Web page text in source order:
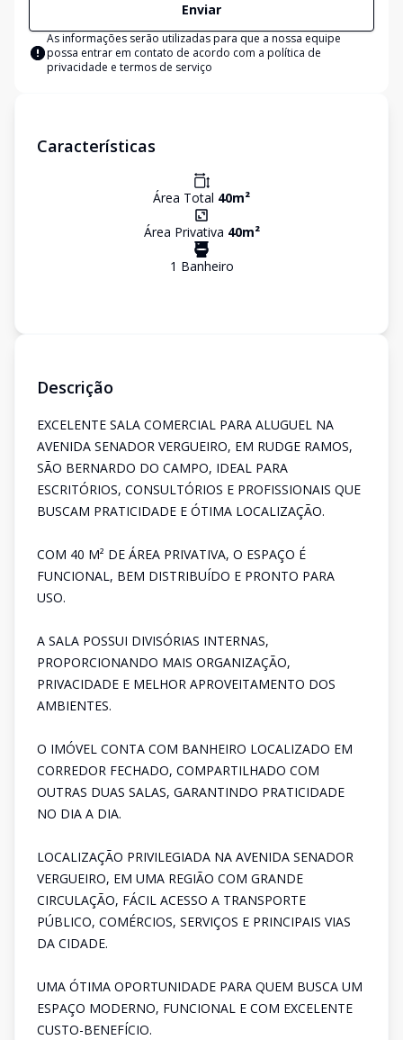
Enviar
As informações serão utilizadas para que a nossa equipe
possa entrar em contato de acordo com a política de
privacidade e termos de serviço
Características
Área Total 40m²
Área Privativa 40m²
1 Banheiro
Descrição
EXCELENTE SALA COMERCIAL PARA ALUGUEL NA
AVENIDA SENADOR VERGUEIRO, EM RUDGE RAMOS,
SÃO BERNARDO DO CAMPO, IDEAL PARA
ESCRITÓRIOS, CONSULTÓRIOS E PROFISSIONAIS QUE
BUSCAM PRATICIDADE E ÓTIMA LOCALIZAÇÃO.
COM 40 M² DE ÁREA PRIVATIVA, O ESPAÇO É
FUNCIONAL, BEM DISTRIBUÍDO E PRONTO PARA
USO.
A SALA POSSUI DIVISÓRIAS INTERNAS,
PROPORCIONANDO MAIS ORGANIZAÇÃO,
PRIVACIDADE E MELHOR APROVEITAMENTO DOS
AMBIENTES.
O IMÓVEL CONTA COM BANHEIRO LOCALIZADO EM
CORREDOR FECHADO, COMPARTILHADO COM
OUTRAS DUAS SALAS, GARANTINDO PRATICIDADE
NO DIA A DIA.
LOCALIZAÇÃO PRIVILEGIADA NA AVENIDA SENADOR
VERGUEIRO, EM UMA REGIÃO COM GRANDE
CIRCULAÇÃO, FÁCIL ACESSO A TRANSPORTE
PÚBLICO, COMÉRCIOS, SERVIÇOS E PRINCIPAIS VIAS
DA CIDADE.
UMA ÓTIMA OPORTUNIDADE PARA QUEM BUSCA UM
ESPAÇO MODERNO, FUNCIONAL E COM EXCELENTE
CUSTO-BENEFÍCIO.